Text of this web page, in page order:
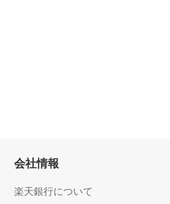
会社情報
楽天銀行について